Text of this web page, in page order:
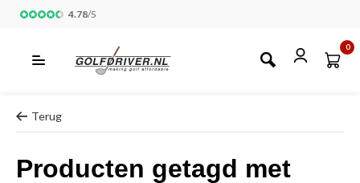
4.78/5
0
Terug
Producten getagd met